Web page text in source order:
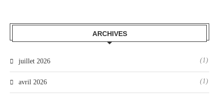
ARCHIVES
juillet 2026 (1)
avril 2026 (1)